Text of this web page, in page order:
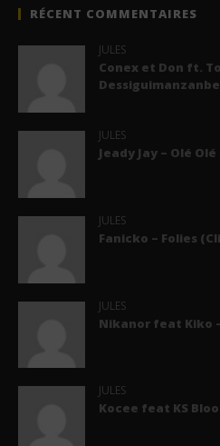
RÉCENT COMMENTAIRES
JULES
Conex et Don ft.
JULES
Jeady Jay – Olé
JULES
Fanicko – Folies
JULES
Nikanor feat Kiko
JULES
Kocee feat KS